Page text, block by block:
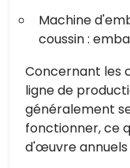
Machine
coussin :
Concernant les
ligne de
généralement
fonctionner, ce
d'œuvre